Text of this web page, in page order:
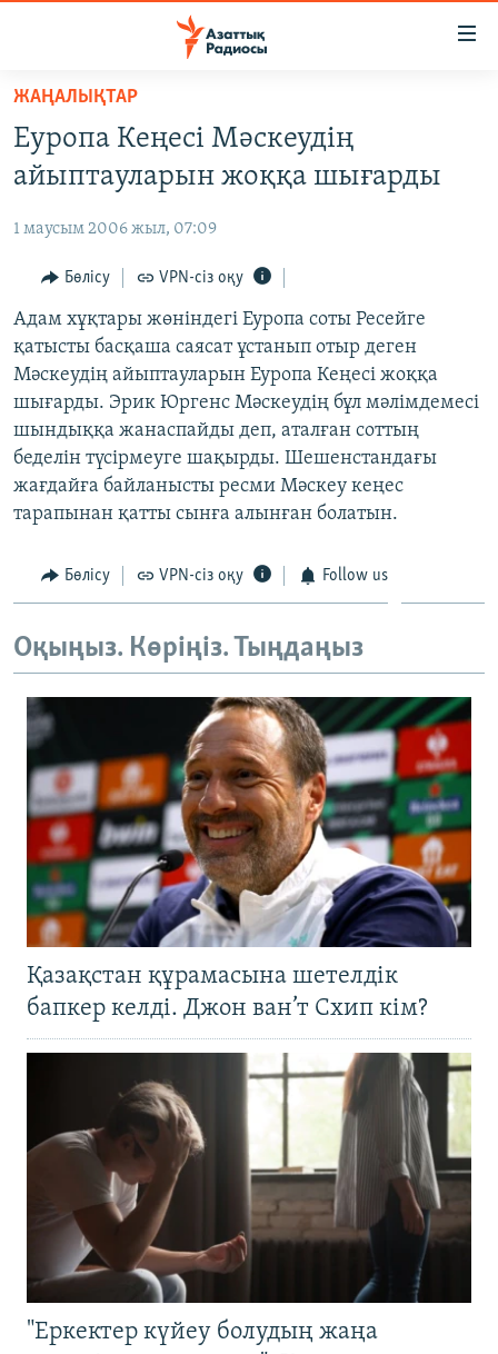
Skip
main
content
to
Navigation
Skip
to
Search
САЯСАТ
AZATTYQTV
ҚАҢТАР ОҚИҒАСЫ
АДАМ ҚҰҚЫҚТАРЫ
ӘЛЕУМЕТ
ӘЛЕМ
АРНАЙЫ ЖОБАЛАР
Русский
ЖАЗЫЛЫҢЫЗ
ЖАҢАЛЫҚТАР
Еуропа Кеңесі Мәскеудің
айыптауларын жоққа шығарды
1 маусым 2006 жыл, 07:09
Бөлісу VPN-сіз оқу
Адам хұқтары жөніндегі Еуропа соты Ресейге
қатысты басқаша саясат ұстанып отыр деген
Мәскеудің айыптауларын Еуропа Кеңесі жоққа
шығарды. Эрик Юргенс Мәскеудің бұл мәлімдемесі
шындыққа жанаспайды деп, аталған соттың
беделін түсірмеуге шақырды. Шешенстандағы
жағдайға байланысты ресми Мәскеу кеңес
тарапынан қатты сынға алынған болатын.
Бөлісу VPN-сіз оқу Follow us
Оқыңыз. Көріңіз. Тыңдаңыз
Қазақстан құрамасына шетелдік
бапкер келді. Джон ван’т Схип кім?
"Еркектер күйеу болудың жаңа